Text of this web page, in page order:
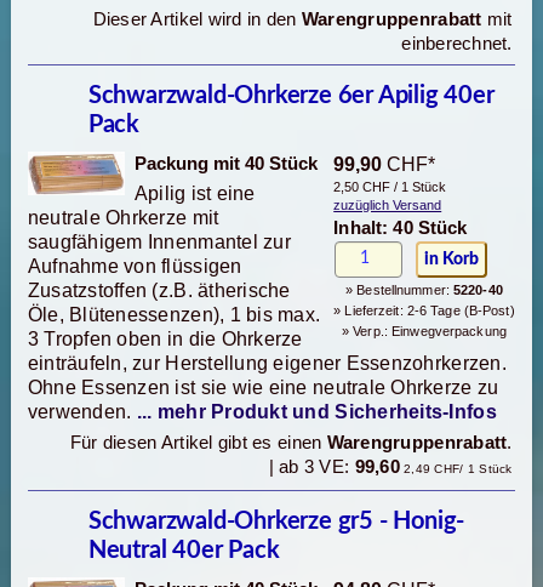
Dieser Artikel wird in den Warengruppenrabatt mit
einberechnet.
Schwarzwald-Ohrkerze 6er Apilig 40er
Pack
99,90 CHF*
2,50 CHF / 1 Stück
zuzüglich Versand
Inhalt: 40 Stück
» Bestellnummer:5220-40
» Lieferzeit: 2-6 Tage (B-Post)
» Verp.: Einwegverpackung
Packung mit 40 Stück
Apilig ist eine
neutrale Ohrkerze mit
saugfähigem Innenmantel zur
Aufnahme von flüssigen
Zusatzstoffen (z.B. ätherische
Öle, Blütenessenzen), 1 bis max.
3 Tropfen oben in die Ohrkerze
einträufeln, zur Herstellung eigener Essenzohrkerzen.
Ohne Essenzen ist sie wie eine neutrale Ohrkerze zu
verwenden. ... mehr Produkt und Sicherheits-Infos
Für diesen Artikel gibt es einen Warengruppenrabatt.
| ab 3 VE: 99,602,49 CHF/ 1 Stück
Schwarzwald-Ohrkerze gr5 - Honig-
Neutral 40er Pack